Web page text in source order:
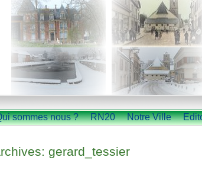
sommes nous ? RN20 Notre Ville
gerard_tessier